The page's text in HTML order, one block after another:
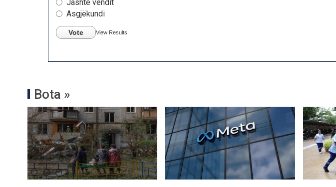
Jashtë vendit
Asgjëkundi
Vote View Results
Bota »